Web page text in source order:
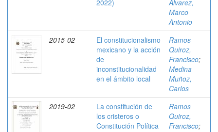
2022)
Álvarez,
Marco
Antonio
2015-02
El constitucionalismo
mexicano y la acción
de
inconstitucionalidad
en el ámbito local
Ramos
Quiroz,
Francisco;
Medina
Muñoz,
Carlos
2019-02
La constitución de
los cristeros o
Constitución Política
Ramos
Quiroz,
Francisco;